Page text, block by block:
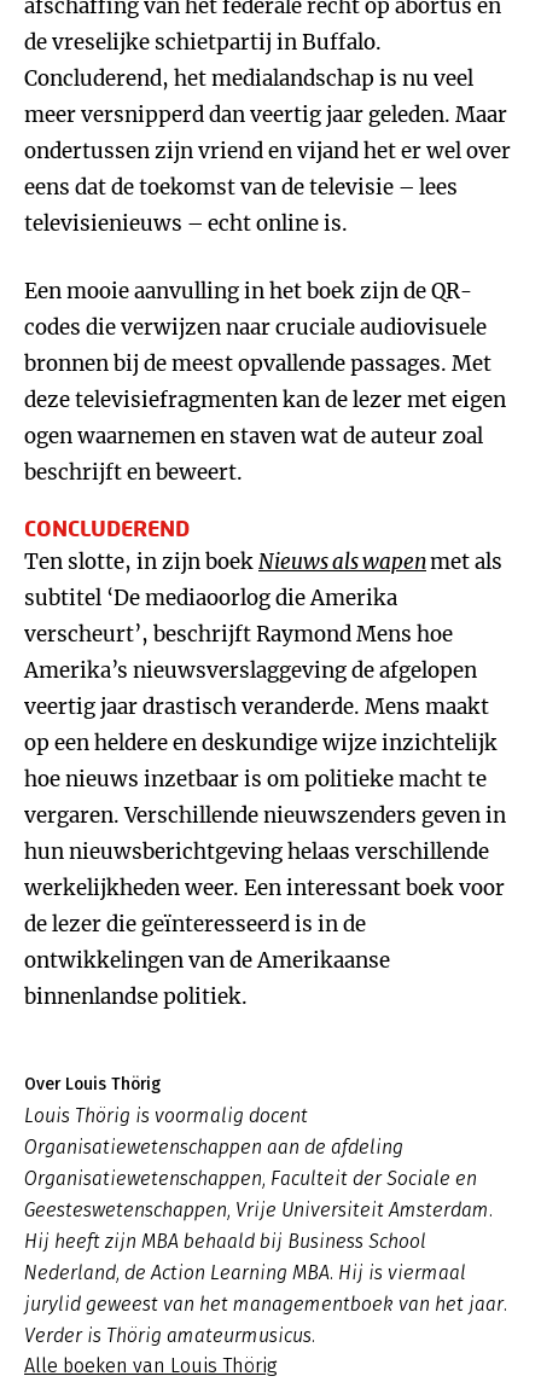
afschaffing van het federale recht op abortus en
de vreselijke schietpartij in Buffalo.
Concluderend, het medialandschap is nu veel
meer versnipperd dan veertig jaar geleden. Maar
ondertussen zijn vriend en vijand het er wel over
eens dat de toekomst van de televisie – lees
televisienieuws – echt online is.
Een mooie aanvulling in het boek zijn de QR-
codes die verwijzen naar cruciale audiovisuele
bronnen bij de meest opvallende passages. Met
deze televisiefragmenten kan de lezer met eigen
ogen waarnemen en staven wat de auteur zoal
beschrijft en beweert.
CONCLUDEREND
Ten slotte, in zijn boekNieuws als wapenmet als
subtitel ‘De mediaoorlog die Amerika
verscheurt’, beschrijft Raymond Mens hoe
Amerika’s nieuwsverslaggeving de afgelopen
veertig jaar drastisch veranderde. Mens maakt
op een heldere en deskundige wijze inzichtelijk
hoe nieuws inzetbaar is om politieke macht te
vergaren. Verschillende nieuwszenders geven in
hun nieuwsberichtgeving helaas verschillende
werkelijkheden weer. Een interessant boek voor
de lezer die geïnteresseerd is in de
ontwikkelingen van de Amerikaanse
binnenlandse politiek.
Over Louis Thörig
Louis Thörig is voormalig docent
Organisatiewetenschappen aan de afdeling
Organisatiewetenschappen, Faculteit der Sociale en
Geesteswetenschappen, Vrije Universiteit Amsterdam.
Hij heeft zijn MBA behaald bij Business School
Nederland, de Action Learning MBA. Hij is viermaal
jurylid geweest van het managementboek van het jaar.
Verder is Thörig amateurmusicus.
Alle boeken van Louis Thörig